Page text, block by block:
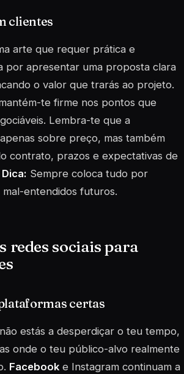
clientes
arte que requer prática e
por apresentar uma proposta clara
o valor que trarás ao projeto.
te firme nos pontos que
Lembra-te que a
sobre preço, mas também
contrato, prazos e expectativas de
Dica: Sempre coloca tudo por
entendidos futuros.
redes sociais para
certas
estás a desperdiçar o teu tempo,
onde o teu público-alvo realmente
Facebook e Instagram continuam a